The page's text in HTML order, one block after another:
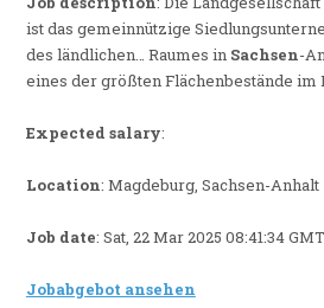
ist das gemeinnützige
des ländlichen… Raumes in Sachsen-
eines der größten Flächenbestände im
Expected salary:
Location: Magdeburg, Sachsen-Anhalt
Job date: Sat, 22 Mar 2025 08:41:34 GMT
Jobabgebot ansehen